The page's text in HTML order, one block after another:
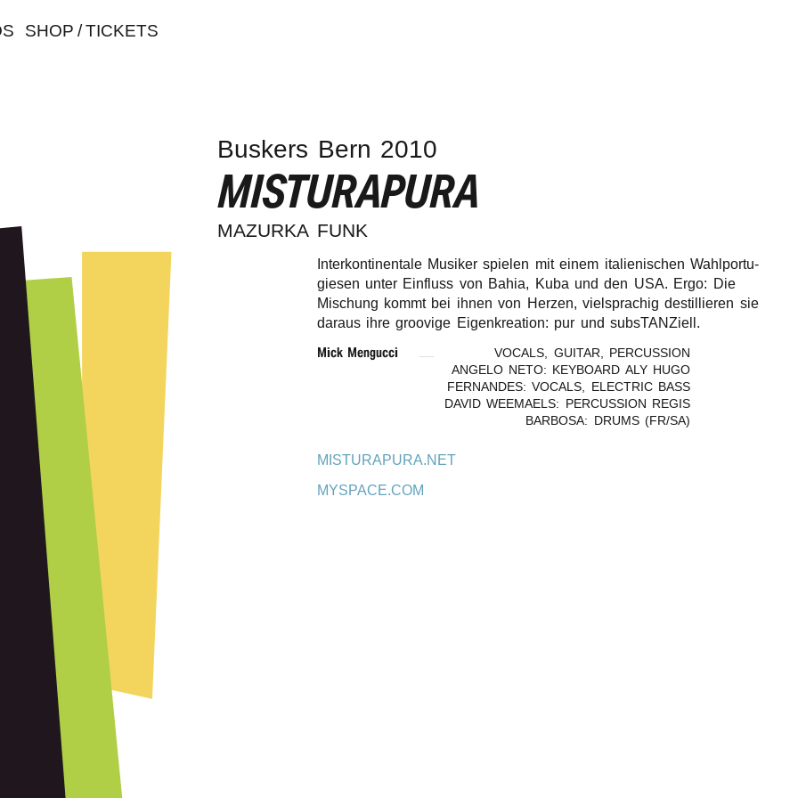
SHOP / TICKETS
Buskers Bern 2010
MISTURAPURA
MAZUR­KA FUNK
Inter­kon­ti­nen­ta­le Musi­ker spie­len mit einem italie­ni­schen Wahl­por­tu­
gie­sen unter Einfluss von Bahia, Kuba und den USA. Ergo: Die
Mischung kommt bei ihnen von Herzen, viel­spra­chig destil­lie­ren sie
daraus ihre groo­vi­ge Eigen­krea­ti­on: pur und subsTANZiell.
Mick Menguc­ci
VOCALS, GUITAR, PERCUSSION
ANGELO NETO: KEYBOARD ALY HUGO
FERNANDES: VOCALS, ELECTRIC BASS
DAVID WEEMAELS: PERCUSSION REGIS
BARBOSA: DRUMS (FR/SA)
MISTURAPURA.NET
MYSPACE.COM